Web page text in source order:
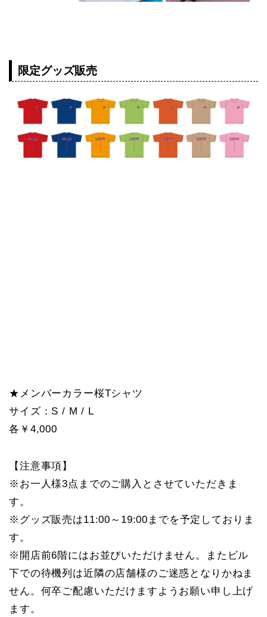
限定グッズ販売
★メンバーカラー桜Tシャツ
サイズ：S / M / L
各￥4,000
【注意事項】
※お一人様3点までのご購入とさせていただきま
す。
※グッズ販売は11:00～19:00までを予定しておりま
す。
※開店前6階にはお並びいただけません。またビル
下での待機列は近隣の店舗様のご迷惑となりかねま
せん。何卒ご配慮いただけますようお願い申し上げ
ます。